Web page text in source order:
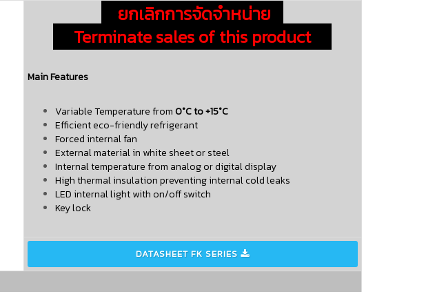
ยกเลิกการจัดจำหน่าย
Terminate sales of this product
Main Features
Variable Temperature from0°C to +15°C
Efficient eco-friendly refrigerant
Forced internal fan
External material in white sheet or steel
Internal temperature from analog or digital display
High thermal insulation preventing internal cold leaks
LED internal light with on/off switch
Key lock
DATASHEET FK SERIES 